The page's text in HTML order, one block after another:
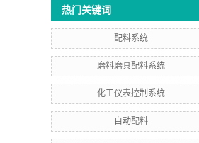
热门关键词
配料系统
磨料磨具配料系统
化工仪表控制系统
自动配料